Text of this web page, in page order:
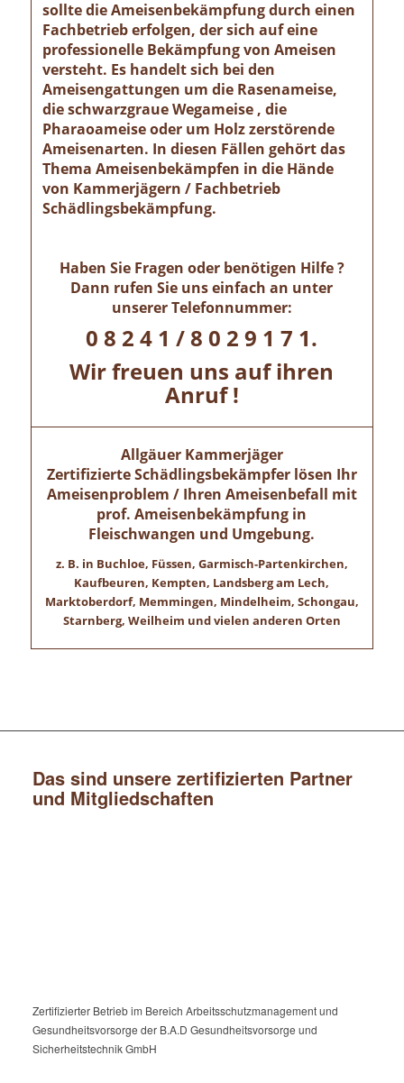
sollte die Ameisenbekämpfung durch einen
Fachbetrieb erfolgen, der sich auf eine
professionelle Bekämpfung von Ameisen
versteht. Es handelt sich bei den
Ameisengattungen um die Rasenameise,
die schwarzgraue Wegameise , die
Pharaoameise oder um Holz zerstörende
Ameisenarten. In diesen Fällen gehört das
Thema Ameisenbekämpfen in die Hände
von Kammerjägern / Fachbetrieb
Schädlingsbekämpfung.
Haben Sie Fragen oder benötigen Hilfe ?
Dann rufen Sie uns einfach an unter
unserer Telefonnummer:
0 8 2 4 1 / 8 0 2 9 1 7 1.
Wir freuen uns auf ihren
Anruf !
Allgäuer Kammerjäger
Zertifizierte Schädlingsbekämpfer lösen Ihr
Ameisenproblem / Ihren Ameisenbefall mit
prof. Ameisenbekämpfung in
Fleischwangen und Umgebung.
z. B. in Buchloe, Füssen, Garmisch-Partenkirchen,
Kaufbeuren, Kempten, Landsberg am Lech,
Marktoberdorf, Memmingen, Mindelheim, Schongau,
Starnberg, Weilheim und vielen anderen Orten
Das sind unsere zertifizierten Partner
und Mitgliedschaften
Zertifizierter Betrieb im Bereich Arbeitsschutzmanagement und
Gesundheitsvorsorge der B.A.D Gesundheitsvorsorge und
Sicherheitstechnik GmbH